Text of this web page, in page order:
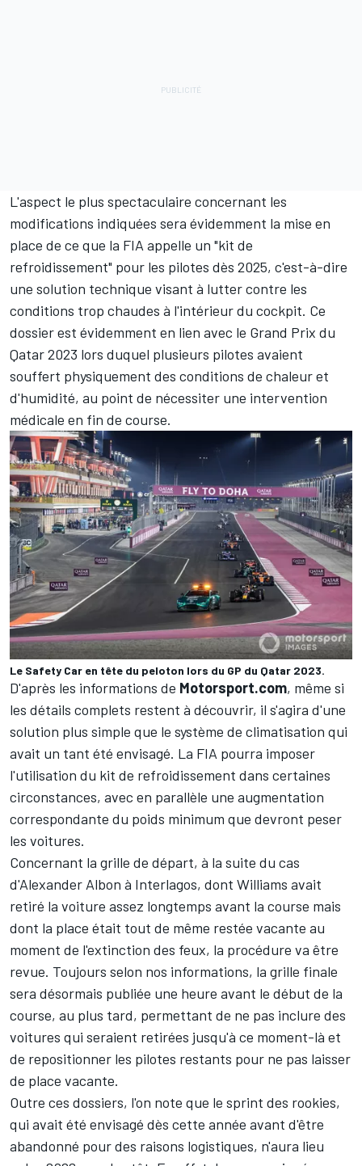
L'aspect le plus spectaculaire concernant les
modifications indiquées sera évidemment la mise en
place de ce que la FIA appelle un "kit de
refroidissement" pour les pilotes dès 2025, c'est-à-dire
une solution technique visant à lutter contre les
conditions trop chaudes à l'intérieur du cockpit. Ce
dossier est évidemment en lien avec le Grand Prix du
Qatar 2023 lors duquel plusieurs pilotes avaient
souffert physiquement des conditions de chaleur et
d'humidité, au point de nécessiter une intervention
médicale en fin de course.
Le Safety Car en tête du peloton lors du GP du Qatar 2023.
D'après les informations de Motorsport.com, même si
les détails complets restent à découvrir, il s'agira d'une
solution plus simple que le système de climatisation qui
avait un tant été envisagé. La FIA pourra imposer
l'utilisation du kit de refroidissement dans certaines
circonstances, avec en parallèle une augmentation
correspondante du poids minimum que devront peser
les voitures.
Concernant la grille de départ, à la suite du cas
d'Alexander Albon à Interlagos, dont Williams avait
retiré la voiture assez longtemps avant la course mais
dont la place était tout de même restée vacante au
moment de l'extinction des feux, la procédure va être
revue. Toujours selon nos informations, la grille finale
sera désormais publiée une heure avant le début de la
course, au plus tard, permettant de ne pas inclure des
voitures qui seraient retirées jusqu'à ce moment-là et
de repositionner les pilotes restants pour ne pas laisser
de place vacante.
Outre ces dossiers, l'on note que le sprint des rookies,
qui avait été envisagé dès cette année avant d'être
abandonné pour des raisons logistiques, n'aura lieu